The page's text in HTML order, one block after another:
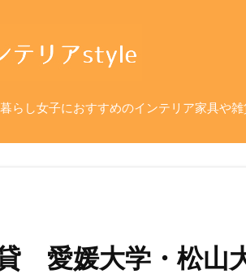
らし女子におすすめのインテリア家具や雑
愛媛大学・松山